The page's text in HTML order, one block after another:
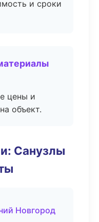
и сроки
цены и
объект.
Санузлы
Новгород